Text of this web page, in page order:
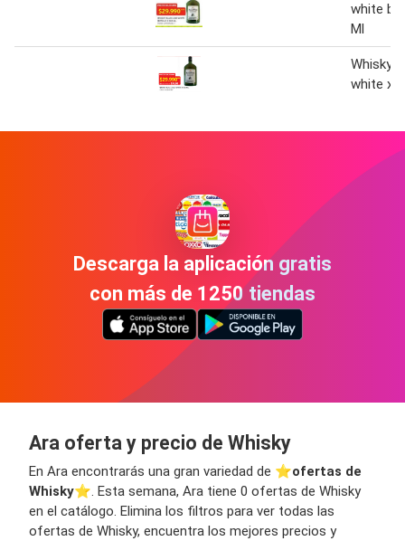
white
Ml
Whisky
white x
Descarga la aplicación gratis
con más de 1250 tiendas
Ara oferta y precio de Whisky
En Ara encontrarás una gran variedad de ⭐️ofertas de
Whisky⭐️. Esta semana, Ara tiene 0 ofertas de Whisky
en el catálogo. Elimina los filtros para ver todas las
ofertas de Whisky, encuentra los mejores precios y